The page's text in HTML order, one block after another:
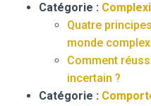
Catégorie :
Quatre
monde
Comment
incertain ?
Catégorie :